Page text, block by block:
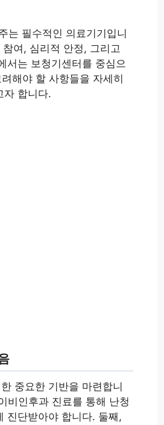
는 필수적인 의료기기입니
여, 심리적 안정, 그리고
서는 보청기센터를 중심으
해야 할 사항들을 자세히
자 합니다.
중요한 기반을 마련합니
비인후과 진료를 통해 난청
진단받아야 합니다. 둘째,